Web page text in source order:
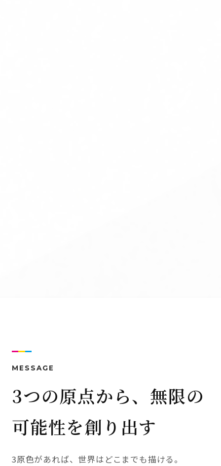
MESSAGE
3つの原点から、無限の
可能性を創り出す
3原色があれば、世界はどこまでも描ける。